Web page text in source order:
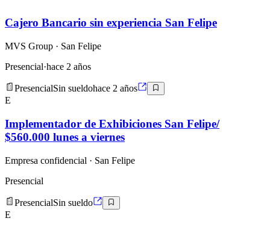
Cajero Bancario sin experiencia San Felipe
MVS Group · San Felipe
Presencial·hace 2 años
PresencialSin sueldohace 2 años
E
Implementador de Exhibiciones San Felipe/
$560.000 lunes a viernes
Empresa confidencial · San Felipe
Presencial
PresencialSin sueldo
E